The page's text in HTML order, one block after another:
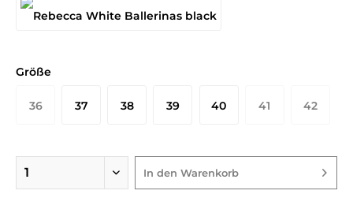
Größe
36 37 38 39 40 41 42
In den Warenkorb